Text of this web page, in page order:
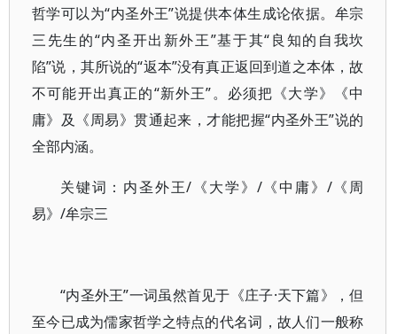
哲学可以为“内圣外王”说提供本体生成论依据。牟宗
三先生的“内圣开出新外王”基于其“良知的自我坎
陷”说，其所说的“返本”没有真正返回到道之本体，故
不可能开出真正的“新外王”。必须把《大学》《中
庸》及《周易》贯通起来，才能把握“内圣外王”说的
全部内涵。
关键词：内圣外王/《大学》/《中庸》/《周
易》/牟宗三
“内圣外王”一词虽然首见于《庄子·天下篇》，但
至今已成为儒家哲学之特点的代名词，故人们一般称